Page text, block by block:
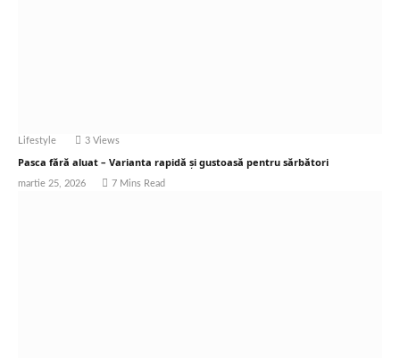
Lifestyle 3 Views
Pasca fără aluat – Varianta rapidă și gustoasă pentru sărbători
martie 25, 2026 7 Mins Read